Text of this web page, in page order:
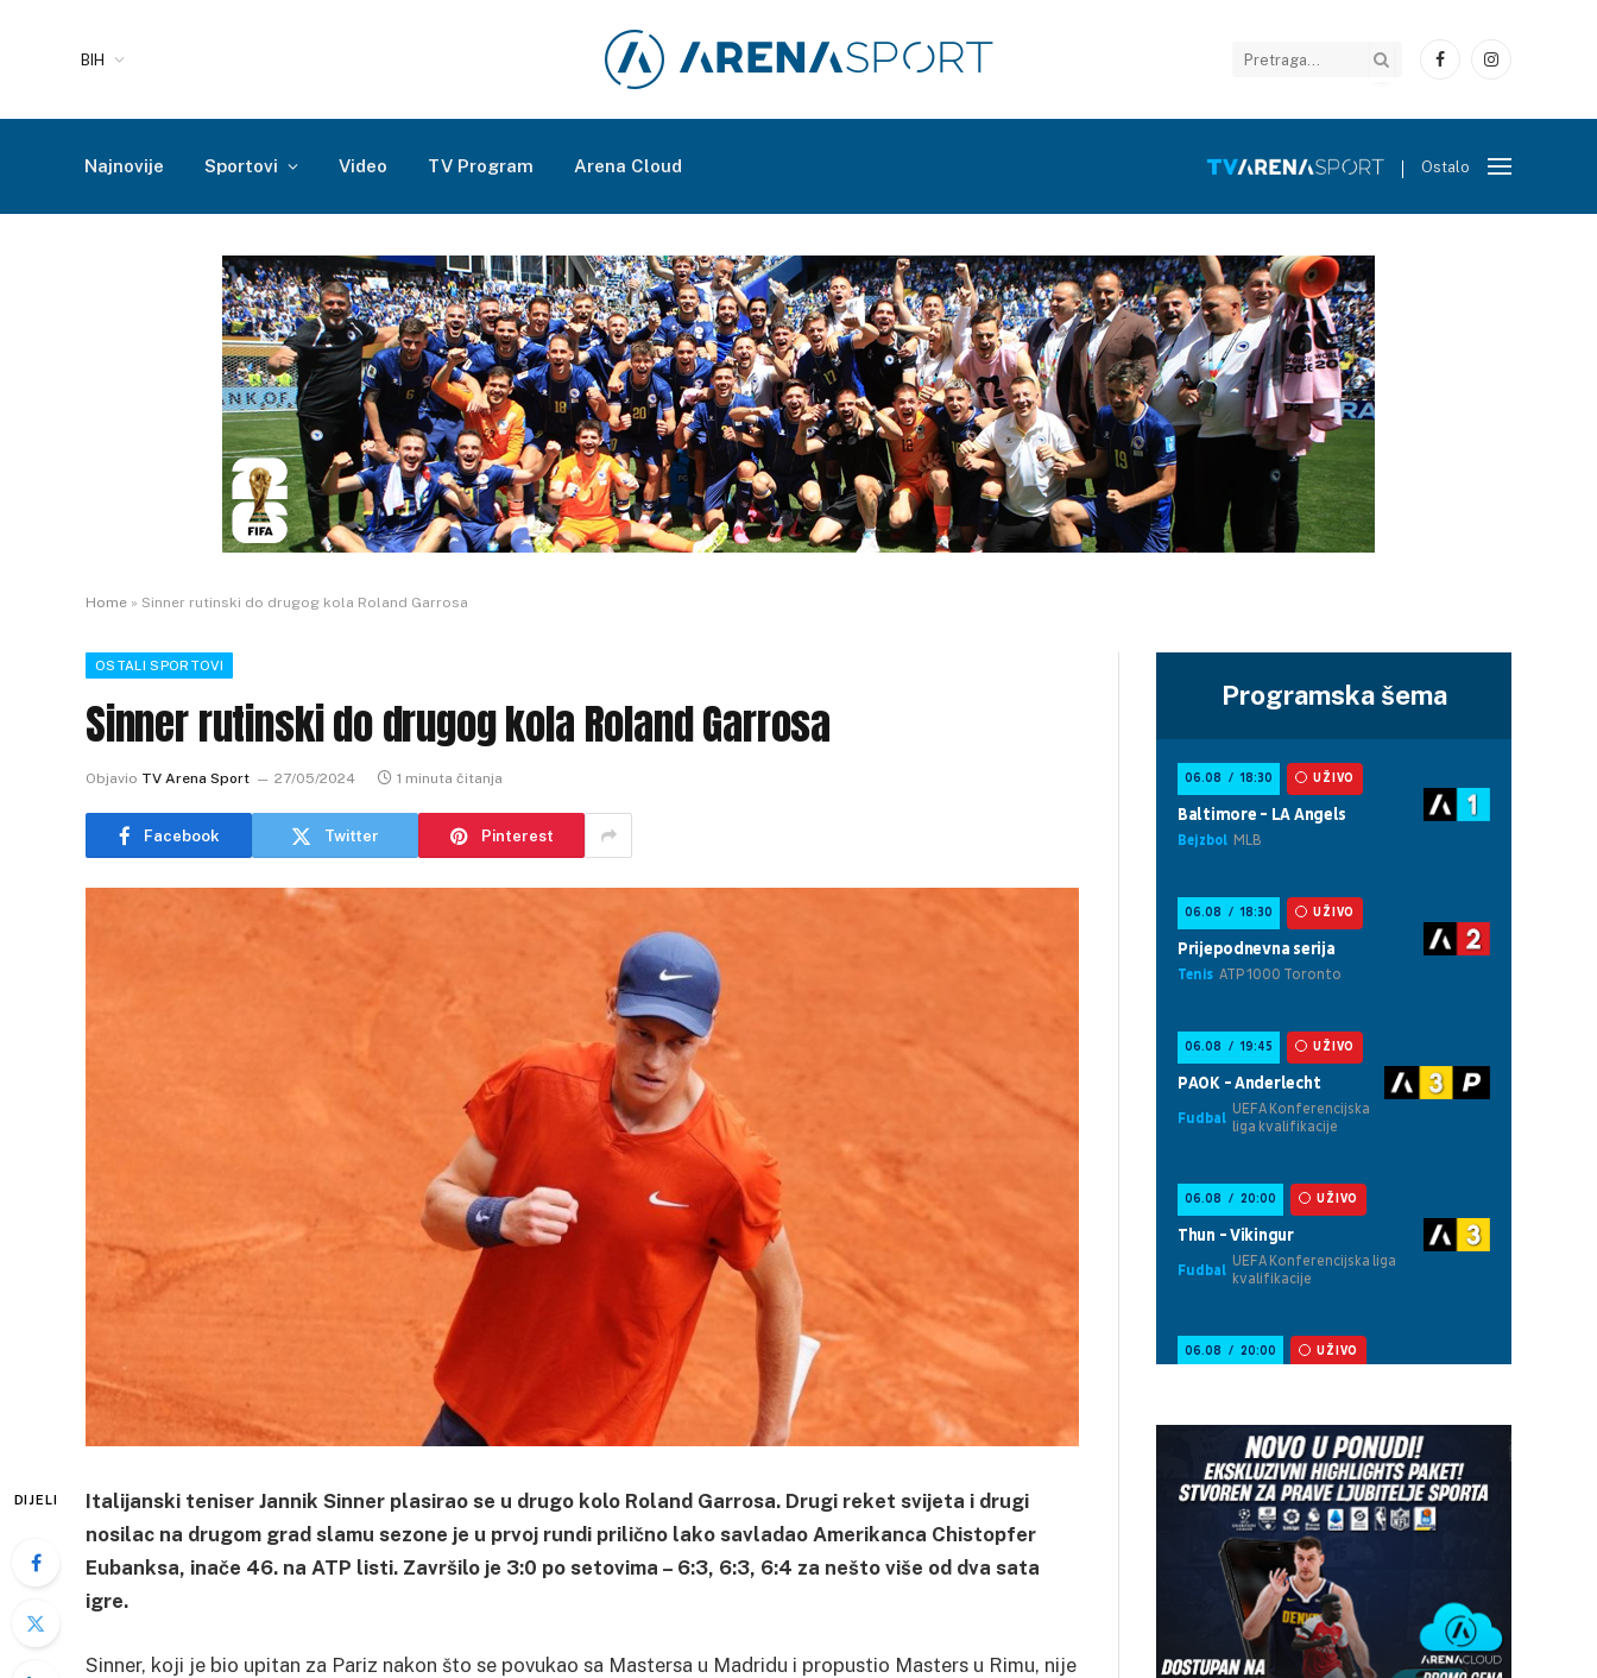
BIH
FacebookInstagram
Najnovije Sportovi Video TV Program Arena Cloud Ostalo
Home » Sinner rutinski do drugog kola Roland Garrosa
OSTALI SPORTOVI
Sinner rutinski do drugog kola Roland Garrosa
Objavio TV Arena Sport 27/05/2024 1 minuta čitanja
Facebook Twitter Pinterest
DIJELI
Italijanski teniser Jannik Sinner plasirao se u drugo kolo Roland Garrosa. Drugi reket svijeta i drugi
nosilac na drugom grad slamu sezone je u prvoj rundi prilično lako savladao Amerikanca Chistopfer
Eubanksa, inače 46. na ATP listi. Završilo je 3:0 po setovima – 6:3, 6:3, 6:4 za nešto više od dva sata
igre.
Sinner, koji je bio upitan za Pariz nakon što se povukao sa Mastersa u Madridu i propustio Masters u Rimu, nije
Programska šema